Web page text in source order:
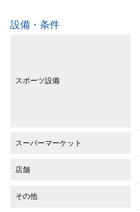
設備・条件
スポーツ設備
スーパーマーケット
店舗
その他